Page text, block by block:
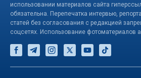
использовании материалов сайта
обязательна. Перепечатка интервью,
статей без согласования с редакцией
соцсетях. Использование фотоматериалов